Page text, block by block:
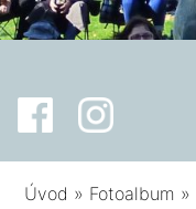
Úvod » Fotoalbum »